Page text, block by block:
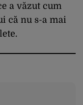
a văzut cum
că nu s-a mai